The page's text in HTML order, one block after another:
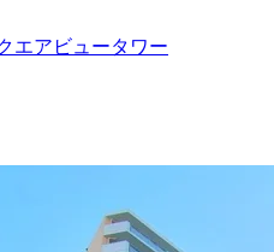
エアビュータワー